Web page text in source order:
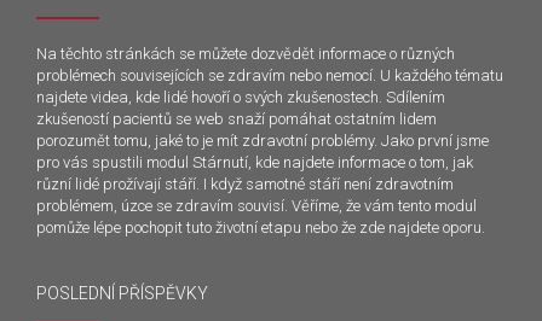
Na těchto stránkách se můžete dozvědět informace o různých
problémech souvisejících se zdravím nebo nemocí. U každého tématu
najdete videa, kde lidé hovoří o svých zkušenostech. Sdílením
zkušeností pacientů se web snaží pomáhat ostatním lidem
porozumět tomu, jaké to je mít zdravotní problémy. Jako první jsme
pro vás spustili modul Stárnutí, kde najdete informace o tom, jak
různí lidé prožívají stáří. I když samotné stáří není zdravotním
problémem, úzce se zdravím souvisí. Věříme, že vám tento modul
pomůže lépe pochopit tuto životní etapu nebo že zde najdete oporu.
POSLEDNÍ PŘÍSPĚVKY